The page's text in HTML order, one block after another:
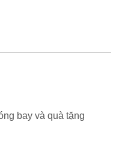
bay và quà tặng